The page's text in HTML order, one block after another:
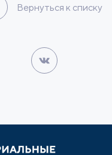
Вернуться к списку